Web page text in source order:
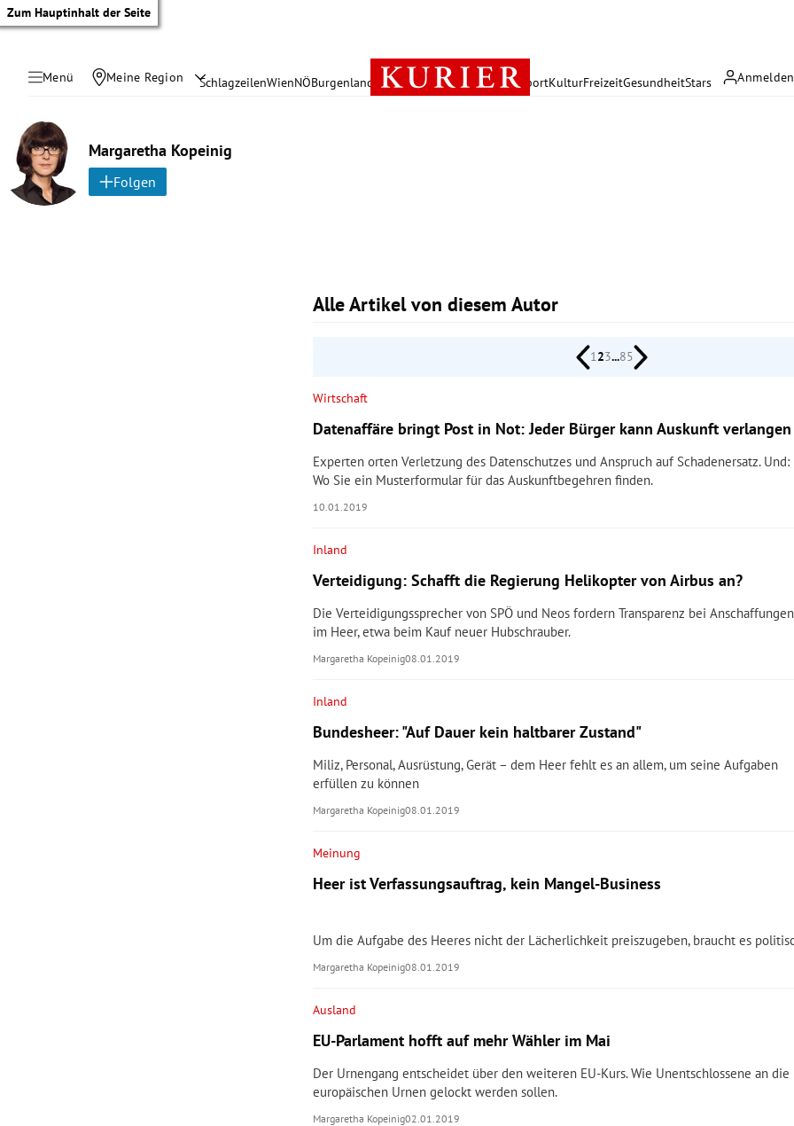
Zum Hauptinhalt der Seite
Menü Meine Region Anmelden
SchlagzeilenWienNÖBurgenland Österreich PolitikWirtschaft SportKulturFreizeitGesundheitStars
Margaretha Kopeinig
Folgen
Alle Artikel von diesem Autor
123...85
Wirtschaft
Datenaffäre bringt Post in Not: Jeder Bürger kann Auskunft verlangen
Experten orten Verletzung des Datenschutzes und Anspruch auf Schadenersatz. Und:
Wo Sie ein Musterformular für das Auskunftbegehren finden.
10.01.2019
Inland
Verteidigung: Schafft die Regierung Helikopter von Airbus an?
Die Verteidigungssprecher von SPÖ und Neos fordern Transparenz bei Anschaffungen
im Heer, etwa beim Kauf neuer Hubschrauber.
Margaretha Kopeinig08.01.2019
Inland
Bundesheer: "Auf Dauer kein haltbarer Zustand"
Miliz, Personal, Ausrüstung, Gerät – dem Heer fehlt es an allem, um seine Aufgaben
erfüllen zu können
Margaretha Kopeinig08.01.2019
Meinung
Heer ist Verfassungsauftrag, kein Mangel-Business
Um die Aufgabe des Heeres nicht der Lächerlichkeit preiszugeben, braucht es
Margaretha Kopeinig08.01.2019
Ausland
EU-Parlament hofft auf mehr Wähler im Mai
Der Urnengang entscheidet über den weiteren EU-Kurs. Wie Unentschlossene an die
europäischen Urnen gelockt werden sollen.
Margaretha Kopeinig02.01.2019